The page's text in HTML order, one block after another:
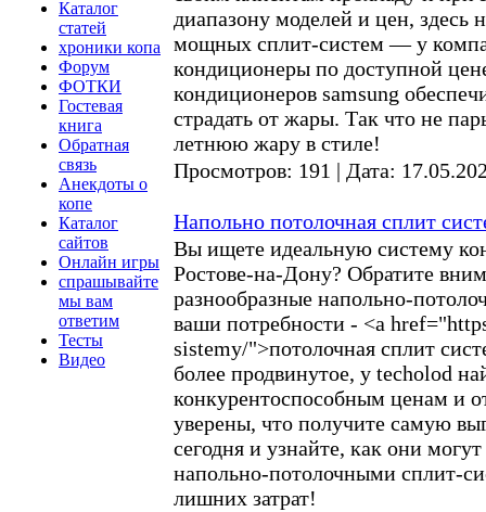
Каталог
статей
хроники копа
Форум
ФОТКИ
Гостевая
книга
Обратная
связь
Анекдоты о
копе
Каталог
сайтов
Онлайн игры
спрашывайте
мы вам
ответим
Тесты
Видео
диапазону моделей и цен, здесь
мощных сплит-систем — у
кондиционеры по доступной
кондиционеров samsung
страдать от жары. Так что не
летнюю жару в стиле!
Просмотров: 191 | Дата:
Напольно потолочная сплит
Вы ищете идеальную систему
Ростове-на-Дону? Обратите
разнообразные напольно-
ваши потребности - <a
sistemy/">потолочная сплит
более продвинутое, у techolod
конкурентоспособным ценам и
уверены, что получите самую
сегодня и узнайте, как они
напольно-потолочными сплит-
лишних затрат!